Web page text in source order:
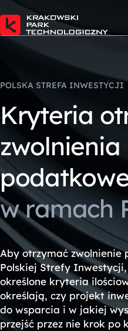
POLSKA STREFA INWESTYCJI
Kryteria ot
zwolnienia
podatkow
w ramach
Aby otrzymać zwolnienie
Polskiej Strefy
określone kryteria
określają, czy projekt
do wsparcia i w jakiej
przejść przez nie krok po